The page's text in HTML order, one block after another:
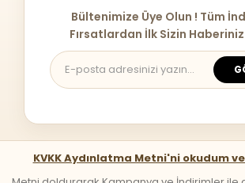
Bültenimize Üye Olun ! Tüm
Fırsatlardan İlk Sizin
KVKK Aydınlatma Metni'ni okudum